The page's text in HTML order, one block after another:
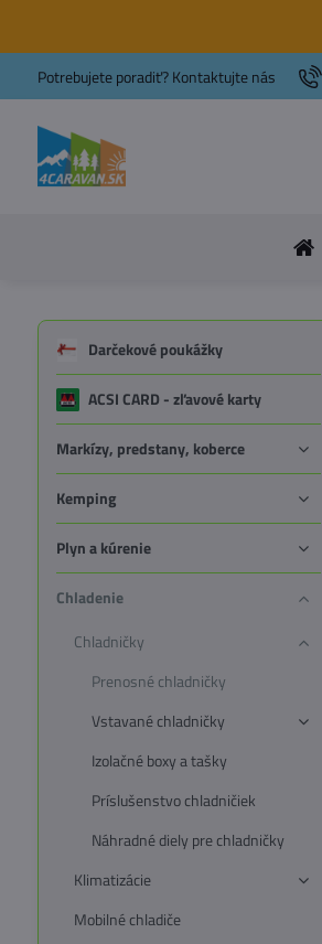
Potrebujete poradiť? Kontaktujte nás
Darčekové poukážky
ACSI CARD - zľavové karty
Markízy, predstany, koberce
Kemping
Plyn a kúrenie
Chladenie
Chladničky
Prenosné chladničky
Vstavané chladničky
Izolačné boxy a tašky
Príslušenstvo chladničiek
Náhradné diely pre chladničky
Klimatizácie
Mobilné chladiče